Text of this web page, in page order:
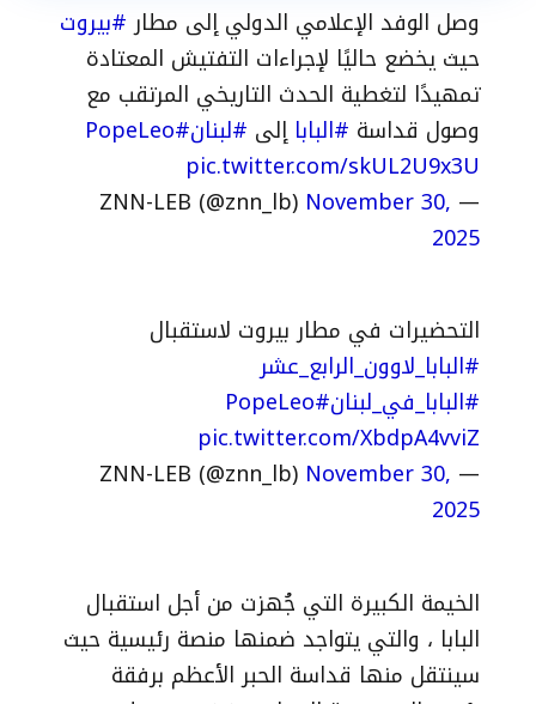
وصل الوفد الإعلامي الدولي إلى مطار #بيروت
حيث يخضع حاليًا لإجراءات التفتيش المعتادة
تمهيدًا لتغطية الحدث التاريخي المرتقب مع
وصول قداسة #البابا إلى #لبنان#PopeLeo
pic.twitter.com/skUL2U9x3U
— ZNN-LEB (@znn_lb)
November 30,
2025
التحضيرات في مطار بيروت لاستقبال
#البابا_لاوون_الرابع_عشر
#البابا_في_لبنان#PopeLeo
pic.twitter.com/XbdpA4vviZ
— ZNN-LEB (@znn_lb)
November 30,
2025
الخيمة الكبيرة التي جُهزت من أجل استقبال
البابا ، والتي يتواجد ضمنها منصة رئيسية حيث
سينتقل منها قداسة الحبر الأعظم برفقة